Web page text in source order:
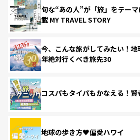
旬な“あの人”が「旅」をテー
載 MY TRAVEL STORY
今、こんな旅がしてみたい！
年絶対行くべき旅先30
コスパもタイパもかなえる！
地球の歩き方♥偏愛ハワイ